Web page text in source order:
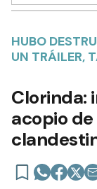
HUBO
UN TRÁILER,
Clorinda:
acopio